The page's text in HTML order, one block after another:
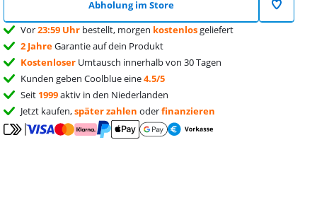
Abholung im Store
Vor23:59 Uhr bestellt, morgen kostenlosgeliefert
2 JahreGarantie auf dein Produkt
Kostenloser Umtausch innerhalb von 30 Tagen
Kunden geben Coolblue eine4.5/5
Seit 1999aktiv in den Niederlanden
Jetzt kaufen,später zahlen oderfinanzieren